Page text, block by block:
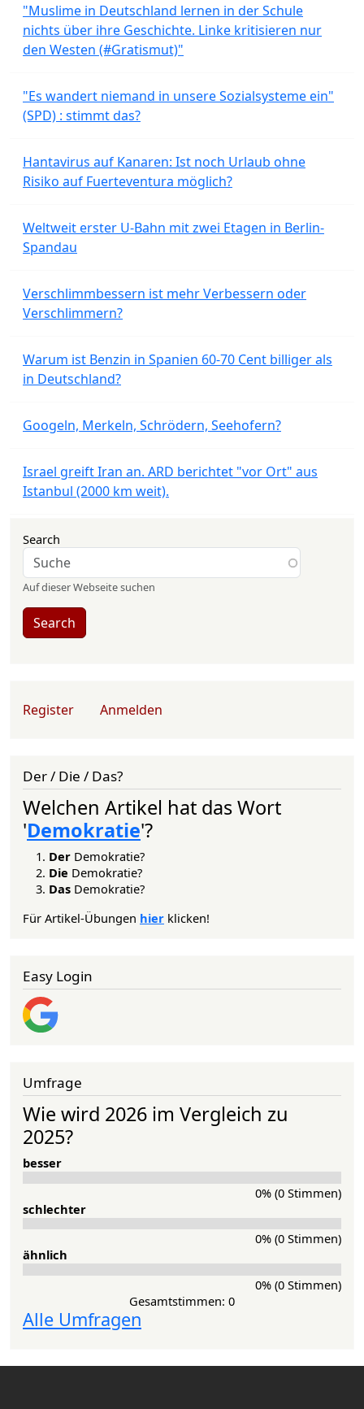
"Muslime in Deutschland lernen in der Schule
nichts über ihre Geschichte. Linke kritisieren nur
den Westen (#Gratismut)"
"Es wandert niemand in unsere Sozialsysteme ein"
(SPD) : stimmt das?
Hantavirus auf Kanaren: Ist noch Urlaub ohne
Risiko auf Fuerteventura möglich?
Weltweit erster U-Bahn mit zwei Etagen in Berlin-
Spandau
Verschlimmbessern ist mehr Verbessern oder
Verschlimmern?
Warum ist Benzin in Spanien 60-70 Cent billiger als
in Deutschland?
Googeln, Merkeln, Schrödern, Seehofern?
Israel greift Iran an. ARD berichtet "vor Ort" aus
Istanbul (2000 km weit).
Search
Auf dieser Webseite suchen
Search
Register Anmelden
Der / Die / Das?
Welchen Artikel hat das Wort
'Demokratie'?
Der Demokratie?
Die Demokratie?
Das Demokratie?
Für Artikel-Übungen hier klicken!
Easy Login
Umfrage
Wie wird 2026 im Vergleich zu
2025?
besser
0% (0 Stimmen)
schlechter
0% (0 Stimmen)
ähnlich
0% (0 Stimmen)
Gesamtstimmen: 0
Alle Umfragen